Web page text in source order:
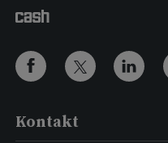
Kontakt